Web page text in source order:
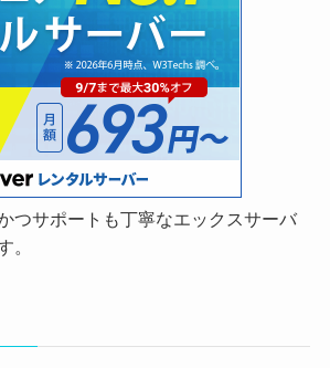
つサポートも丁寧なエックスサーバ
。